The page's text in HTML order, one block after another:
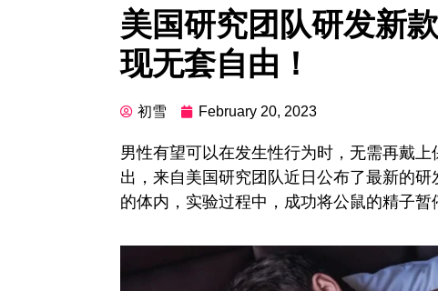
美国研究团队研发新
现无套自由！
初雪 February 20, 2023
男性有望可以在发生性行为时，无需再戴
出，来自美国研究团队近日公布了最新的
的体内，实验过程中，成功将公鼠的精子暂